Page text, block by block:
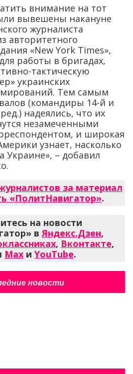
внимание на тот
вывешены накануне
журналиста
авторитетного
«New York Times»,
работы в бригадах,
тактическую
украинских
Тем самым
(командиры 14-й и
надеялись, что их
незамеченными
и широкая
узнает, насколько
Украине», – добавил
за материал
«ПолитНавигатор».
на новости
вЯндекс.Дзен,
, Вконтакте,
Max и YouTube.
новости